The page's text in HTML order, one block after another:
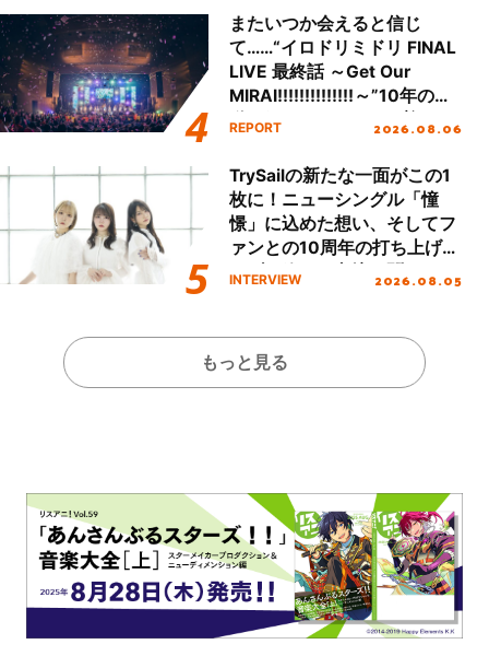
またいつか会えると信じ
て……“イロドリミドリ FINAL
LIVE 最終話 ～Get Our
MIRAI!!!!!!!!!!!!!!～”10年の活
動を経てファイナルを迎える
REPORT 2026.08.06
TrySailの新たな一面がこの1
枚に！ニューシングル「憧
憬」に込めた想い、そしてフ
ァンとの10周年の打ち上げラ
イブを終えた心境を聞いた。
INTERVIEW 2026.08.05
もっと見る